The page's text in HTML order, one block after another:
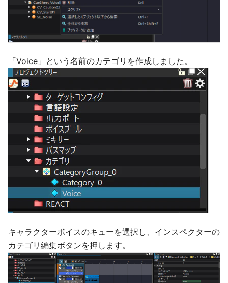
「Voice」という名前のカテゴリを作成しました。
キャラクターボイスのキューを選択し、インスペクターの
カテゴリ編集ボタンを押します。